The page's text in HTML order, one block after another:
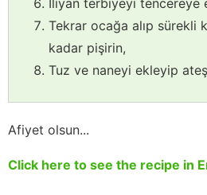
Ilıyan terbiyeyi tencereye
Tekrar ocağa alıp sürekli
kadar pişirin,
Tuz ve naneyi ekleyip
Afiyet olsun...
Click here to see the recipe in